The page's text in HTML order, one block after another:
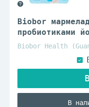
Biobor
пробиотиками
Biobor Health
В